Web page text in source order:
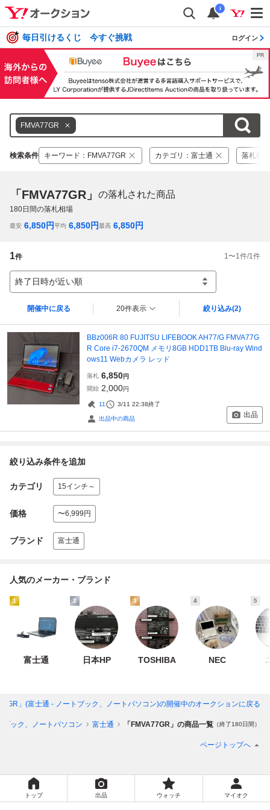
i
毎日引けるくじ 今すぐ挑戦 ログイン
FMVA77GR
検索条件 キーワード ： FMVA77GR カテゴリ ： 富士通 落札価格
「FMVA77GR」 の落札された商品
180日間の落札相場
最安 6,850円平均 6,850円最高 6,850円
1件 1 〜1 件/1 件
終了日時が近い順
開催中に戻る 20件表示 絞り込み(2)
BBz006R 80 FUJITSU LIFEBOOK AH77/G FMVA77G
R Core i7-2670QM メモリ8GB HDD1TB Blu-ray Wind
ows11 Webカメラ レッド
落札 6,850円
開始 2,000円
11 3/11 22:38終了
出品中の商品 出品
絞り込み条件を追加
カテゴリ 15インチ～
価格 〜6,999円
ブランド 富士通
人気のメーカー・ブランド
1
富士通
2
日本HP
3
TOSHIBA
4
NEC
5
」(富士通 - ノートブック、ノートパソコン)の開催中のオークションに戻る
ブック、ノートパソコン 富士通 「FMVA77GR」の商品一覧 （終了180日間）
ページトップへ
トップ 出品 ウォッチ マイオク